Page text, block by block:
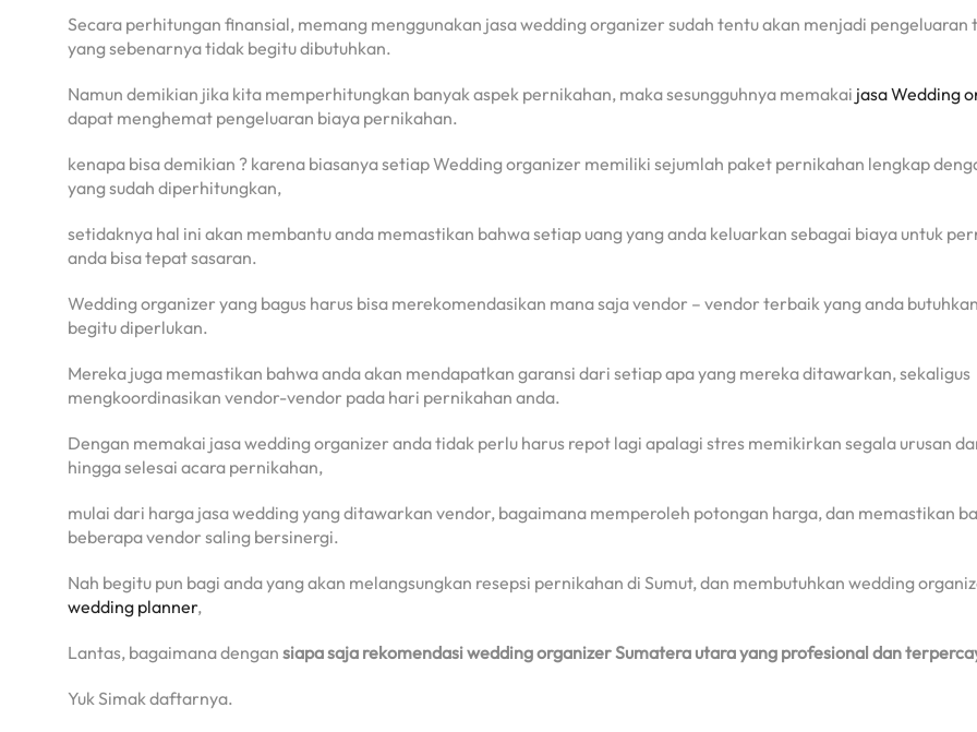
Secara perhitungan finansial, memang menggunakan jasa wedding organizer sudah tentu akan menjadi pengeluaran
yang sebenarnya tidak begitu dibutuhkan.
Namun demikian jika kita memperhitungkan banyak aspek pernikahan, maka sesungguhnya memakai jasa Wedding
dapat menghemat pengeluaran biaya pernikahan.
kenapa bisa demikian ? karena biasanya setiap Wedding organizer memiliki sejumlah paket pernikahan lengkap
yang sudah diperhitungkan,
setidaknya hal ini akan membantu anda memastikan bahwa setiap uang yang anda keluarkan sebagai biaya untuk
anda bisa tepat sasaran.
Wedding organizer yang bagus harus bisa merekomendasikan mana saja vendor – vendor terbaik yang anda
begitu diperlukan.
Mereka juga memastikan bahwa anda akan mendapatkan garansi dari setiap apa yang mereka ditawarkan, sekaligus
mengkoordinasikan vendor-vendor pada hari pernikahan anda.
Dengan memakai jasa wedding organizer anda tidak perlu harus repot lagi apalagi stres memikirkan segala urusan
hingga selesai acara pernikahan,
mulai dari harga jasa wedding yang ditawarkan vendor, bagaimana memperoleh potongan harga, dan memastikan
beberapa vendor saling bersinergi.
Nah begitu pun bagi anda yang akan melangsungkan resepsi pernikahan di Sumut, dan membutuhkan wedding
wedding planner,
Lantas, bagaimana dengan siapa saja rekomendasi wedding organizer Sumatera utara yang profesional dan
Yuk Simak daftarnya.